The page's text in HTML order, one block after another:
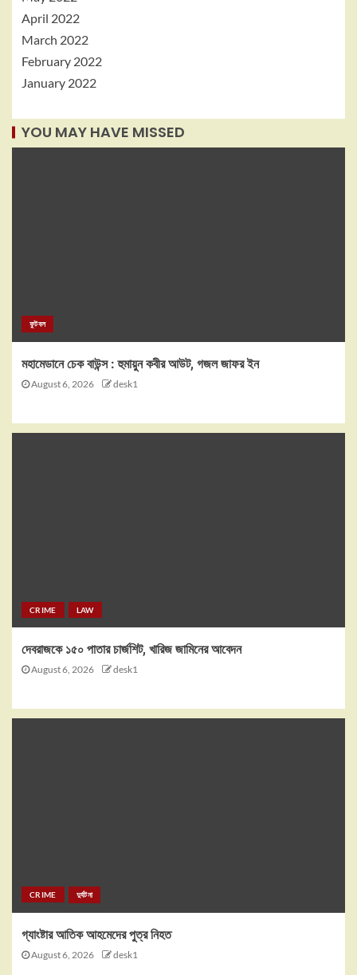
April 2022
March 2022
February 2022
January 2022
YOU MAY HAVE MISSED
ফুটবল
মহামেডানে চেক বাউন্স : হুমায়ুন কবীর আউট, গজল জাফর ইন
August 6, 2026 desk1
CRIME LAW
দেবরাজকে ১৫০ পাতার চার্জশিট, খারিজ জামিনের আবেদন
August 6, 2026 desk1
CRIME দুর্ঘটনা
গ্যাংষ্টার আতিক আহমেদের পুত্র নিহত
August 6, 2026 desk1